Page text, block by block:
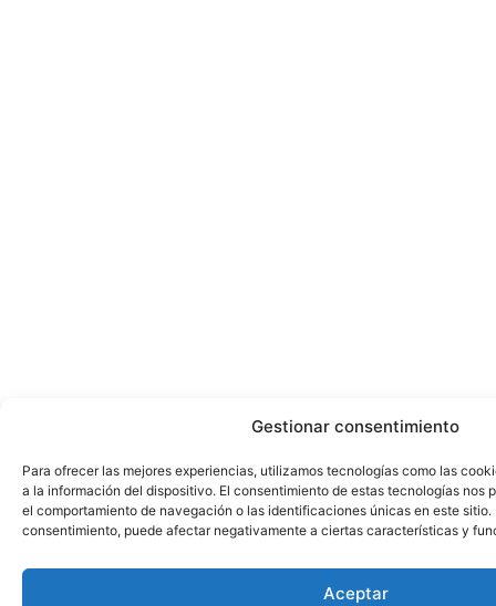
Gestionar consentimiento
Para ofrecer las mejores experiencias, utilizamos tecnologías como las
a la información del dispositivo. El consentimiento de estas tecnologías nos
el comportamiento de navegación o las identificaciones únicas en este
consentimiento, puede afectar negativamente a ciertas características y
Aceptar